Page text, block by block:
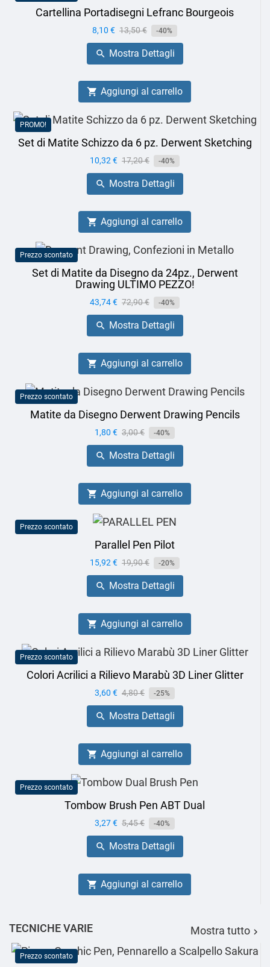
Cartellina Portadisegni Lefranc Bourgeois
Prezzo
8,10 € Prezzo
base
13,50 € -40%
 Mostra Dettagli
 Aggiungi al carrello
PROMO!
Set di Matite Schizzo da 6 pz. Derwent Sketching
Prezzo
10,32 € Prezzo
base
17,20 € -40%
 Mostra Dettagli
 Aggiungi al carrello
Prezzo scontato
Set di Matite da Disegno da 24pz., Derwent
Drawing ULTIMO PEZZO!
Prezzo
43,74 € Prezzo
base
72,90 € -40%
 Mostra Dettagli
 Aggiungi al carrello
Prezzo scontato
Matite da Disegno Derwent Drawing Pencils
Prezzo
1,80 € Prezzo
base
3,00 € -40%
 Mostra Dettagli
 Aggiungi al carrello
Prezzo scontato
Parallel Pen Pilot
Prezzo
15,92 € Prezzo
base
19,90 € -20%
 Mostra Dettagli
 Aggiungi al carrello
Prezzo scontato
Colori Acrilici a Rilievo Marabù 3D Liner Glitter
Prezzo
3,60 € Prezzo
base
4,80 € -25%
 Mostra Dettagli
 Aggiungi al carrello
Prezzo scontato
Tombow Brush Pen ABT Dual
Prezzo
3,27 € Prezzo
base
5,45 € -40%
 Mostra Dettagli
 Aggiungi al carrello
TECNICHE VARIE Mostra tutto 
Prezzo scontato